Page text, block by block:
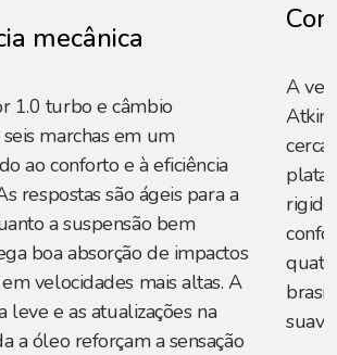
mecânica
1.0 turbo e câmbio
marchas em um
ao conforto e à eficiência
respostas são ágeis para a
a suspensão bem
boa absorção de impactos
velocidades mais altas. A
leve e as atualizações na
a óleo reforçam a sensação
A
cerca